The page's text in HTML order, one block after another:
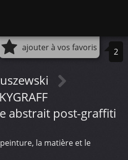
ajouter à vos favoris 2
abstrait post-graffiti
la matière et le